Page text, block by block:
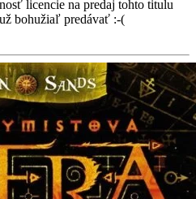
licencie na predaj tohto titulu
bohužiaľ predávať :-(